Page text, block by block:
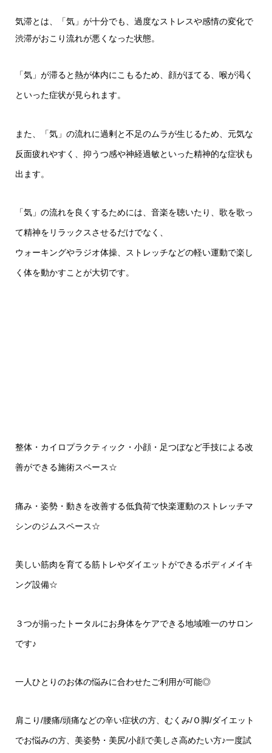
気滞とは、「気」が十分でも、過度なストレスや感情の変化で
渋滞がおこり流れが悪くなった状態。
「気」が滞ると熱が体内にこもるため、顔がほてる、喉が渇く
といった症状が見られます。
また、「気」の流れに過剰と不足のムラが生じるため、元気な
反面疲れやすく、抑うつ感や神経過敏といった精神的な症状も
出ます。
「気」の流れを良くするためには、音楽を聴いたり、歌を歌っ
て精神をリラックスさせるだけでなく、
ウォーキングやラジオ体操、ストレッチなどの軽い運動で楽し
く体を動かすことが大切です。
整体・カイロプラクティック・小顔・足つぼなど手技による改
善ができる施術スペース☆
痛み・姿勢・動きを改善する低負荷で快楽運動のストレッチマ
シンのジムスペース☆
美しい筋肉を育てる筋トレやダイエットができるボディメイキ
ング設備☆
３つが揃ったトータルにお身体をケアできる地域唯一のサロン
です♪
一人ひとりのお体の悩みに合わせたご利用が可能◎
肩こり/腰痛/頭痛などの辛い症状の方、むくみ/Ｏ脚/ダイエット
でお悩みの方、美姿勢・美尻/小顔で美しさ高めたい方♪一度試